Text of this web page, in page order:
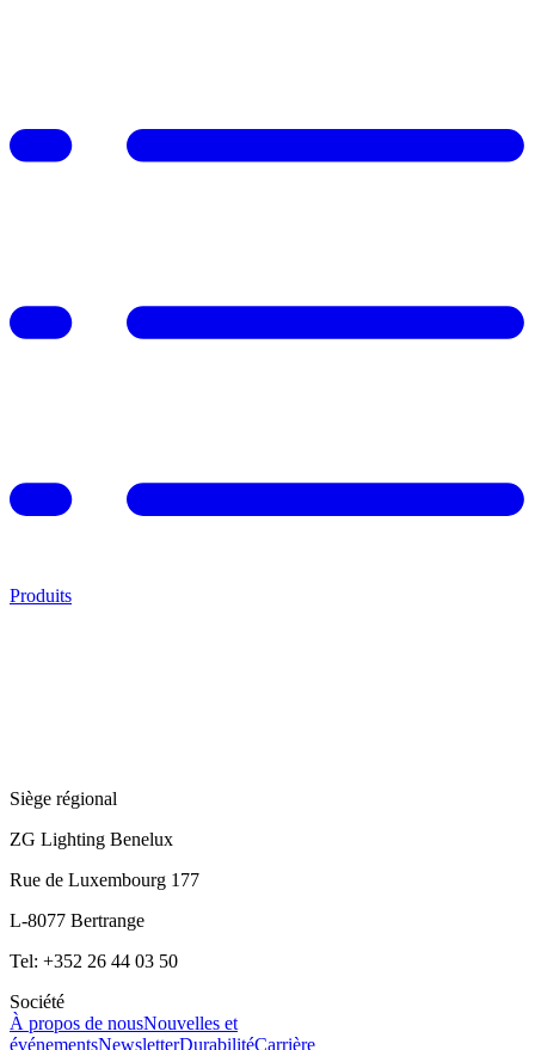
Produits
Siège régional
ZG Lighting Benelux
Rue de Luxembourg 177
L-8077 Bertrange
Tel: +352 26 44 03 50
Société
À propos de nousNouvelles et
événementsNewsletterDurabilitéCarrière